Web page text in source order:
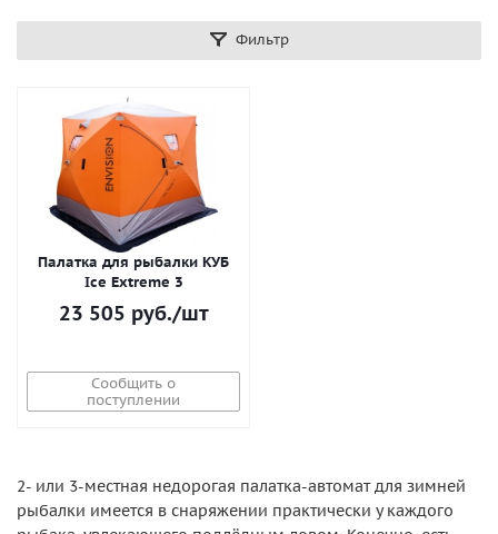
Фильтр
Палатка для рыбалки КУБ
Ice Extreme 3
23 505 руб./шт
Сообщить о
поступлении
2- или 3-местная недорогая палатка-автомат для зимней
рыбалки имеется в снаряжении практически у каждого